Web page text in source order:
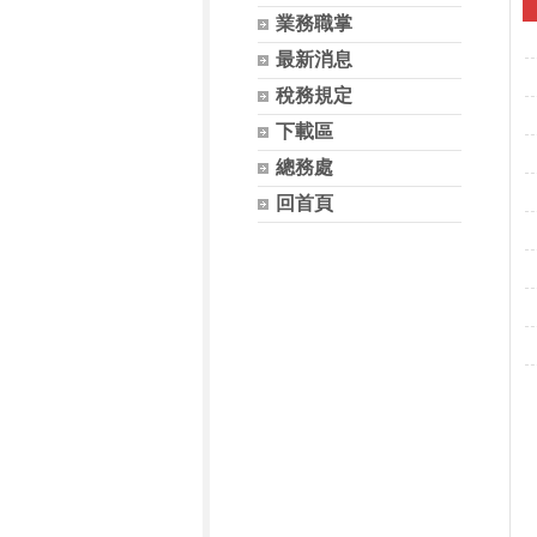
業務職掌
最新消息
稅務規定
下載區
總務處
回首頁